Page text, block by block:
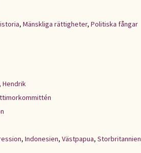
, Mänskliga rättigheter, Politiska fångar
Hendrik
, Indonesien, Västpapua, Storbritannien